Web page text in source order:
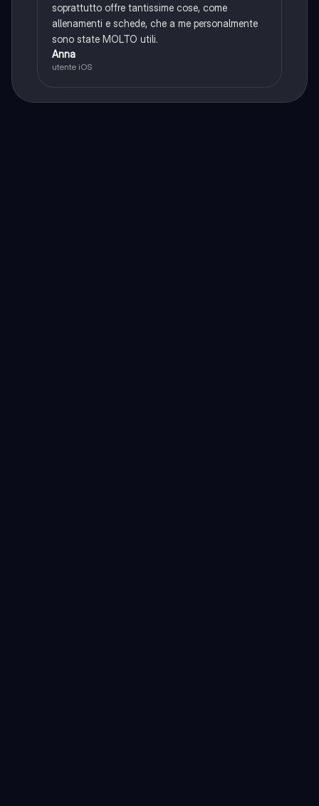
soprattutto offre tantissime cose, come
allenamenti e schede, che a me personalmente
sono state MOLTO utili.
Anna
utente iOS